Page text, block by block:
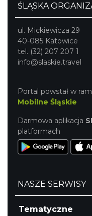
ŚLĄSKA
ul. Mickiewicza 29
40-085 Katowice
tel. (32) 207 207 1
info@slaskie.travel
Portal powstał w
Mobilne Śląskie
Darmowa aplikacja
platformach
NASZE SERWISY
Tematyczne